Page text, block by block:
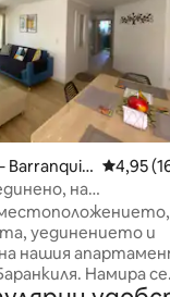
Средна
4,95
на
на 5 минути от
уединението и
нашия
Намира се